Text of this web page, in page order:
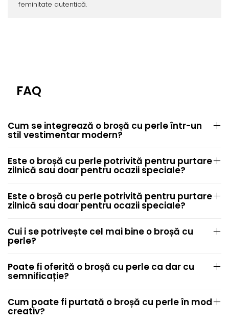
feminitate autentică.
FAQ
Cum se integrează o broșă cu perle într-un
stil vestimentar modern?
Este o broșă cu perle potrivită pentru purtare
zilnică sau doar pentru ocazii speciale?
Este o broșă cu perle potrivită pentru purtare
zilnică sau doar pentru ocazii speciale?
Cui i se potrivește cel mai bine o broșă cu
perle?
Poate fi oferită o broșă cu perle ca dar cu
semnificație?
Cum poate fi purtată o broșă cu perle în mod
creativ?